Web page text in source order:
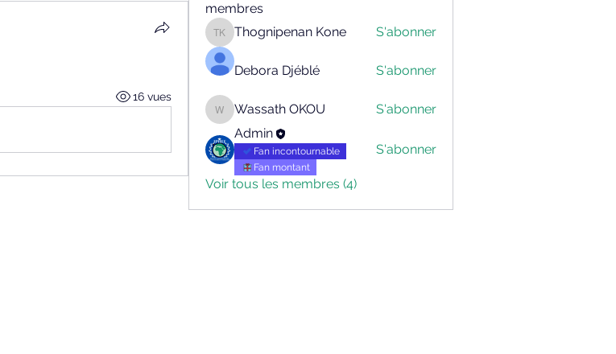
16 vues
membres
Thognipenan Kone
Thognipenan Kone S'abonner
Debora Djéblé S'abonner
Wassath OKOU
Wassath OKOU
S'abonner
Admin
Fan incontournable
Fan montant
S'abonner
Voir tous les membres (4)